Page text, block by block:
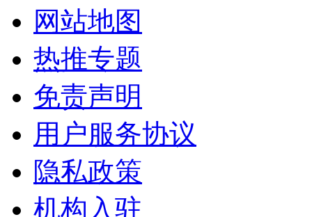
网站地图
热推专题
免责声明
用户服务协议
隐私政策
机构入驻